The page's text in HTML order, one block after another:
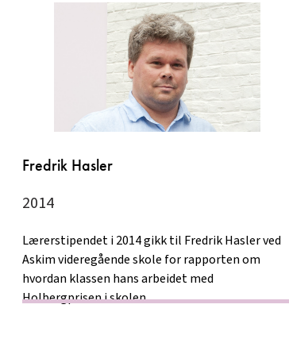
Fredrik Hasler
2014
Lærerstipendet i 2014 gikk til Fredrik Hasler ved
Askim videregående skole for rapporten om
hvordan klassen hans arbeidet med
Holbergprisen i skolen.